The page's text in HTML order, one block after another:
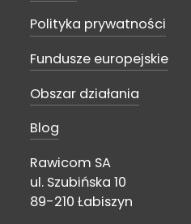
Polityka prywatności
Fundusze europejskie
Obszar działania
Blog
Rawicom SA
ul. Szubińska 10
89-210 Łabiszyn